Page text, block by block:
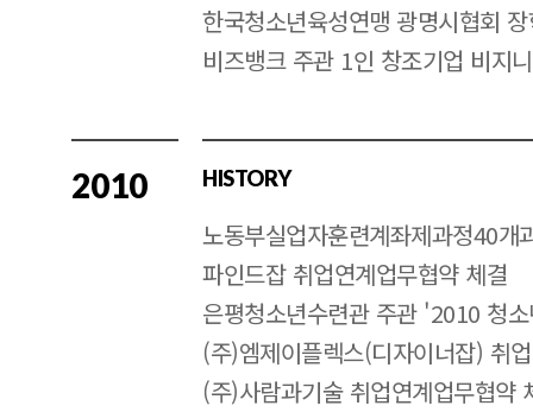
한국청소년육성연맹 광명시협회
비즈뱅크 주관 1인 창조기업 비지
2010 HISTORY
노동부실업자훈련계좌제과정40개
파인드잡 취업연계업무협약 체결
은평청소년수련관 주관 '2010 청
(주)엠제이플렉스(디자이너잡) 취
(주)사람과기술 취업연계업무협약